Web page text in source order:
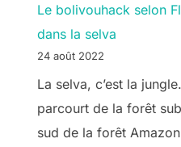
Le bolivouhack selon
dans la selva
24 août 2022
La selva, c’est la
parcourt de la forêt
sud de la forêt